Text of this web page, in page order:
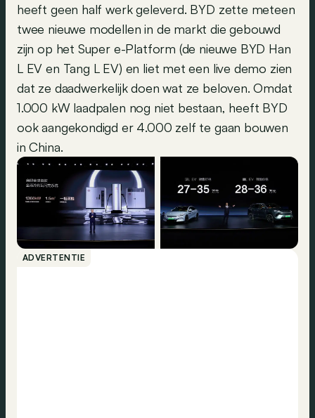
heeft geen half werk geleverd. BYD zette meteen
twee nieuwe modellen in de markt die gebouwd
zijn op het Super e-Platform (de nieuwe BYD Han
L EV en Tang L EV) en liet met een live demo zien
dat ze daadwerkelijk doen wat ze beloven. Omdat
1.000 kW laadpalen nog niet bestaan, heeft BYD
ook aangekondigd er 4.000 zelf te gaan bouwen
in China.
ADVERTENTIE